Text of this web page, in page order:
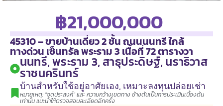
฿21,000,000
45310 – ขายบ้านเดี่ยว 2 ชั้น ถนนนนทรี ใกล้
ทางด่วน เซ็นทรัล พระราม 3 เนื้อที่ 72 ตารางวา
นนทรี, พระราม 3, สาธุประดิษฐ์, นราธิวาส
ราชนครินทร์
บ้านสำหรับใช้อยู่อาศัยเอง, เหมาะลงทุนปล่อยเช่า
หมายเหตุ: "จุดประสงค์" และ ความกว้างเขตทาง ข้างต้นเป็นการประเมินเบื้องต้น
เท่านั้น แนะนำให้ตรวจสอบละเอียดอีกครั้ง